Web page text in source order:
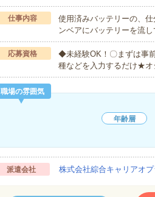
仕事内容
使用済みバッテリーの、
ンベアにバッテリーを流
応募資格
◆未経験OK！〇まずは事
種などを入力するだけ★
職場の雰囲気
年齢層
派遣会社 株式会社綜合キャリアオ